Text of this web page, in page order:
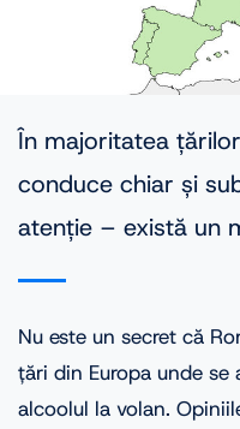
În majoritatea
conduce chiar și
atenție – există un
Nu este un secret că
țări din Europa unde
alcoolul la volan.